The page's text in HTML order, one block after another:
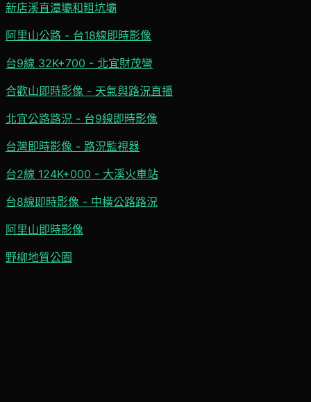
新店溪直潭壩和粗坑壩
阿里山公路 - 台18線即時影像
台9線 32K+700 - 北宜財茂彎
合歡山即時影像 - 天氣與路況直播
北宜公路路況 - 台9線即時影像
台灣即時影像 - 路況監視器
台2線 124K+000 - 大溪火車站
台8線即時影像 - 中橫公路路況
阿里山即時影像
野柳地質公園